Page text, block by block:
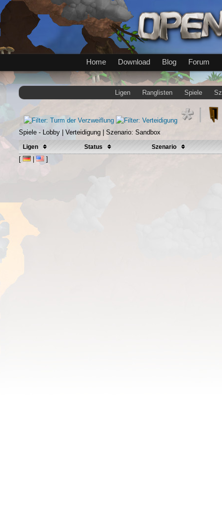
Home Download Blog Forum
Ligen Ranglisten Spiele
Spiele - Lobby | Verteidigung | Szenario: Sandbox
Ligen Status Szenario
[ | ]